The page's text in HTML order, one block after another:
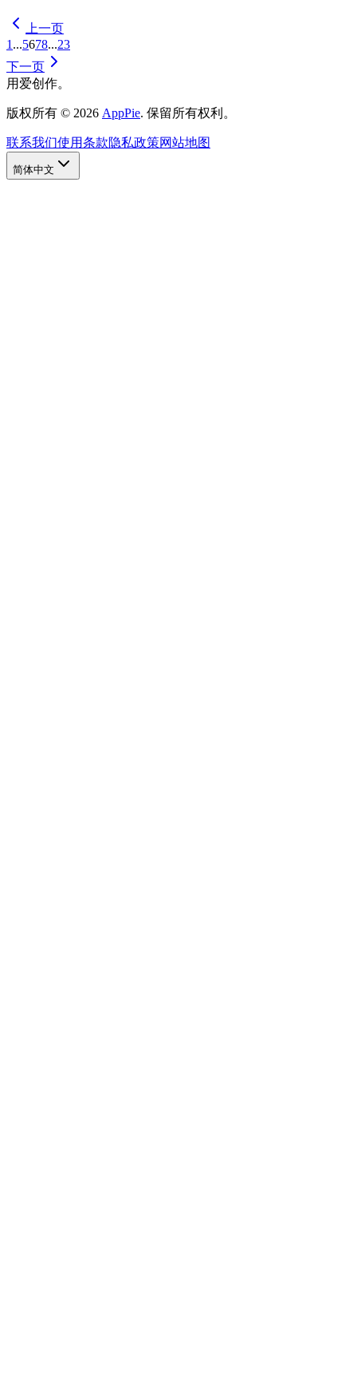
上一页
1 ...5678...23
下一页
用爱创作。
版权所有 © 2026 AppPie. 保留所有权利。
联系我们使用条款隐私政策网站地图
简体中文